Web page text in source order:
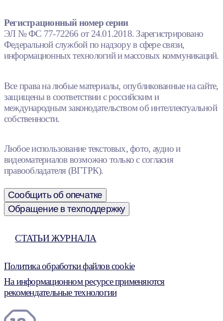
Регистрационный номер серии
ЭЛ № ФС 77-72266 от 24.01.2018. Зарегистрировано
Федеральной службой по надзору в сфере связи,
информационных технологий и массовых коммуникаций.
Все права на любые материалы, опубликованные на сайте,
защищены в соответствии с российским и
международным законодательством об интеллектуальной
собственности.
Любое использование текстовых, фото, аудио и
видеоматериалов возможно только с согласия
правообладателя (ВГТРК).
Сообщить об опечатке
Обращение в техподдержку
СТАТЬИ ЖУРНАЛА
Политика обработки файлов cookie
На информационном ресурсе применяются
рекомендательные технологии